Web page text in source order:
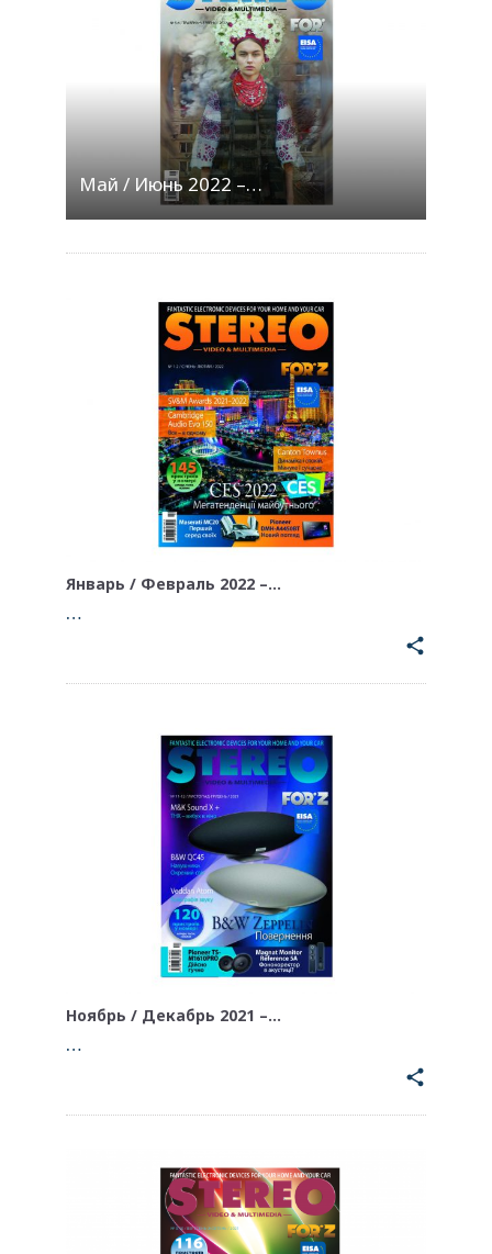
Май / Июнь 2022 –…
Январь / Февраль 2022 –…
…
share
Ноябрь / Декабрь 2021 –…
…
share